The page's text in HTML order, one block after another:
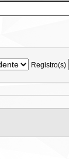
Registro(s)